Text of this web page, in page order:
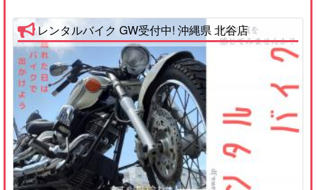
レンタルバイク GW受付中! 沖縄県 北谷店